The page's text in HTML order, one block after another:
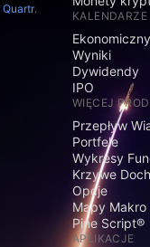
Quartr.
KALENDARZE
Ekonomiczny
Wyniki
Dywidendy
IPO
WIĘCEJ
Przepływ
Portfele
Wykresy
Krzywe
Opcje
Mapy Makro
Pine Script®
APLIKACJE